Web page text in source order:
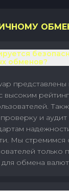
обменов?
высоким
и аудит
Мы стремимся
только
обмена